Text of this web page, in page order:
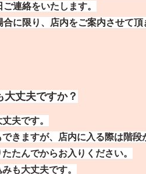
連絡をいたします。
に限り、店内をご案内させて頂
丈夫ですか？
夫です。
きますが、店内に入る際は階段
たんでからお入りください。
も大丈夫です。